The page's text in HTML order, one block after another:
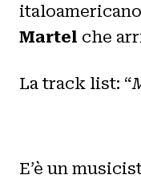
Martel che
La track list: “
E’è un